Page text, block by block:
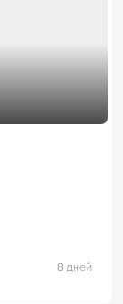
8 дней